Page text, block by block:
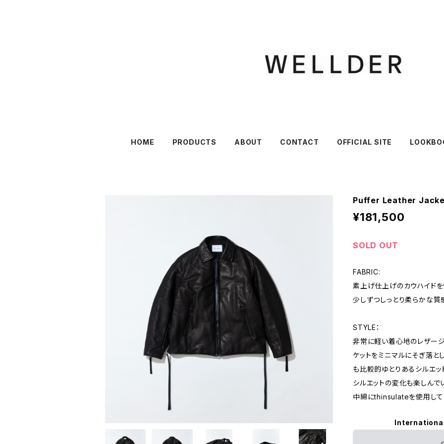
HOME PRODUCTS ABOUT CONTACT OFFICIAL SITE
Puffer Leather
¥181,500
SOLD OUT
FABRIC:
素上げ仕上げのカウハイドを
少しずつしっとり柔らかな質
STYLE：
非常に軽い着心地のレザージ
ケットをミニマルにそぎ落と
も比較的ゆとりあるシルエッ
シルエットの変化も楽しんで
中綿にthinsulateを使用して